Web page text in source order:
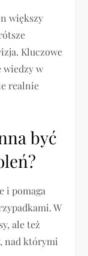
większy
Kluczowe
wiedzy w
realnie
być
i pomaga
W
ale też
nad którymi